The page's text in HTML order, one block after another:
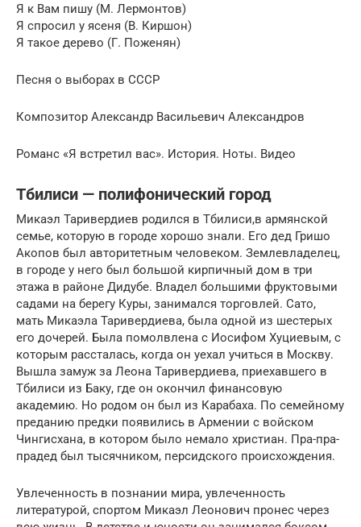
Я к Вам пишу (М. Лермонтов)
Я спросил у ясеня (В. Киршон)
Я такое дерево (Г. Поженян)
Песня о выборах в СССР
Композитор Александр Васильевич Александров
Романс «Я встретил вас». История. Ноты. Видео
Тбилиси — полифонический город
Микаэл Таривердиев родился в Тбилиси,в армянской
семье, которую в городе хорошо знали. Его дед Гришо
Акопов был авторитетным человеком. Землевладелец,
в городе у него был большой кирпичный дом в три
этажа в районе Дидубе. Владел большими фруктовыми
садами на берегу Куры, занимался торговлей. Сато,
мать Микаэла Таривердиева, была одной из шестерых
его дочерей. Была помолвлена с Иосифом Хуциевым, с
которым рассталась, когда он уехал учиться в Москву.
Вышла замуж за Леона Таривердиева, приехавшего в
Тбилиси из Баку, где он окончил финансовую
академию. Но родом он был из Карабаха. По семейному
преданию предки появились в Армении с войском
Чингисхана, в котором было немало христиан. Пра-пра-
прадед был тысячником, персидского происхождения.
Увлеченность в познании мира, увлеченность
литературой, спортом Микаэл Леонович пронес через